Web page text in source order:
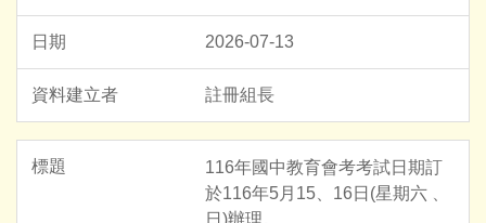
2026-07-13
註冊組長
116年國中教育會考考試日期訂
於116年5月15、16日(星期六 、
日)辦理。